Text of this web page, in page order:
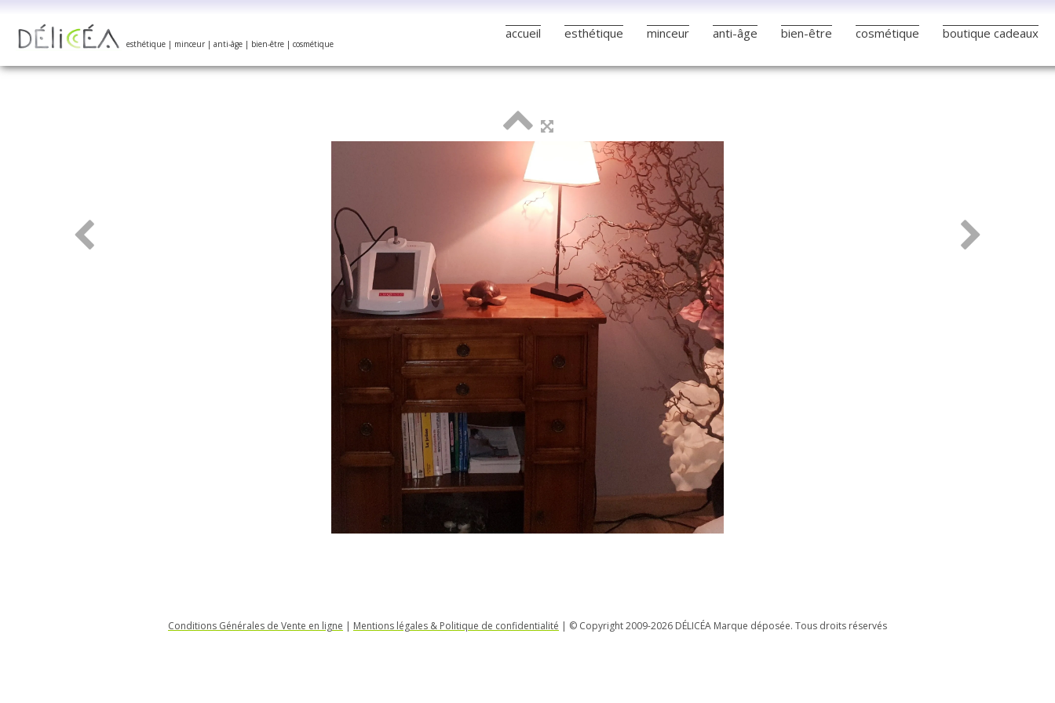
_________ esthétique | minceur | anti-âge | bien-être | cosmétique
accueil esthétique minceur anti-âge bien-être cosmétique boutique cadeaux
Visite de l'institut
Conditions Générales de Vente en ligne | Mentions légales & Politique de confidentialité | © Copyright 2009-2026 DÉLICÉA Marque déposée. Tous droits réservés